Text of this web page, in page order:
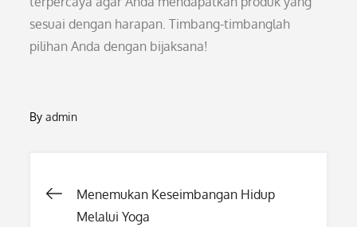
sesuai dengan harapan. Timbang-timbanglah
pilihan Anda dengan bijaksana!
Byadmin
Post
Menemukan Keseimbangan Hidup
Melalui Yoga